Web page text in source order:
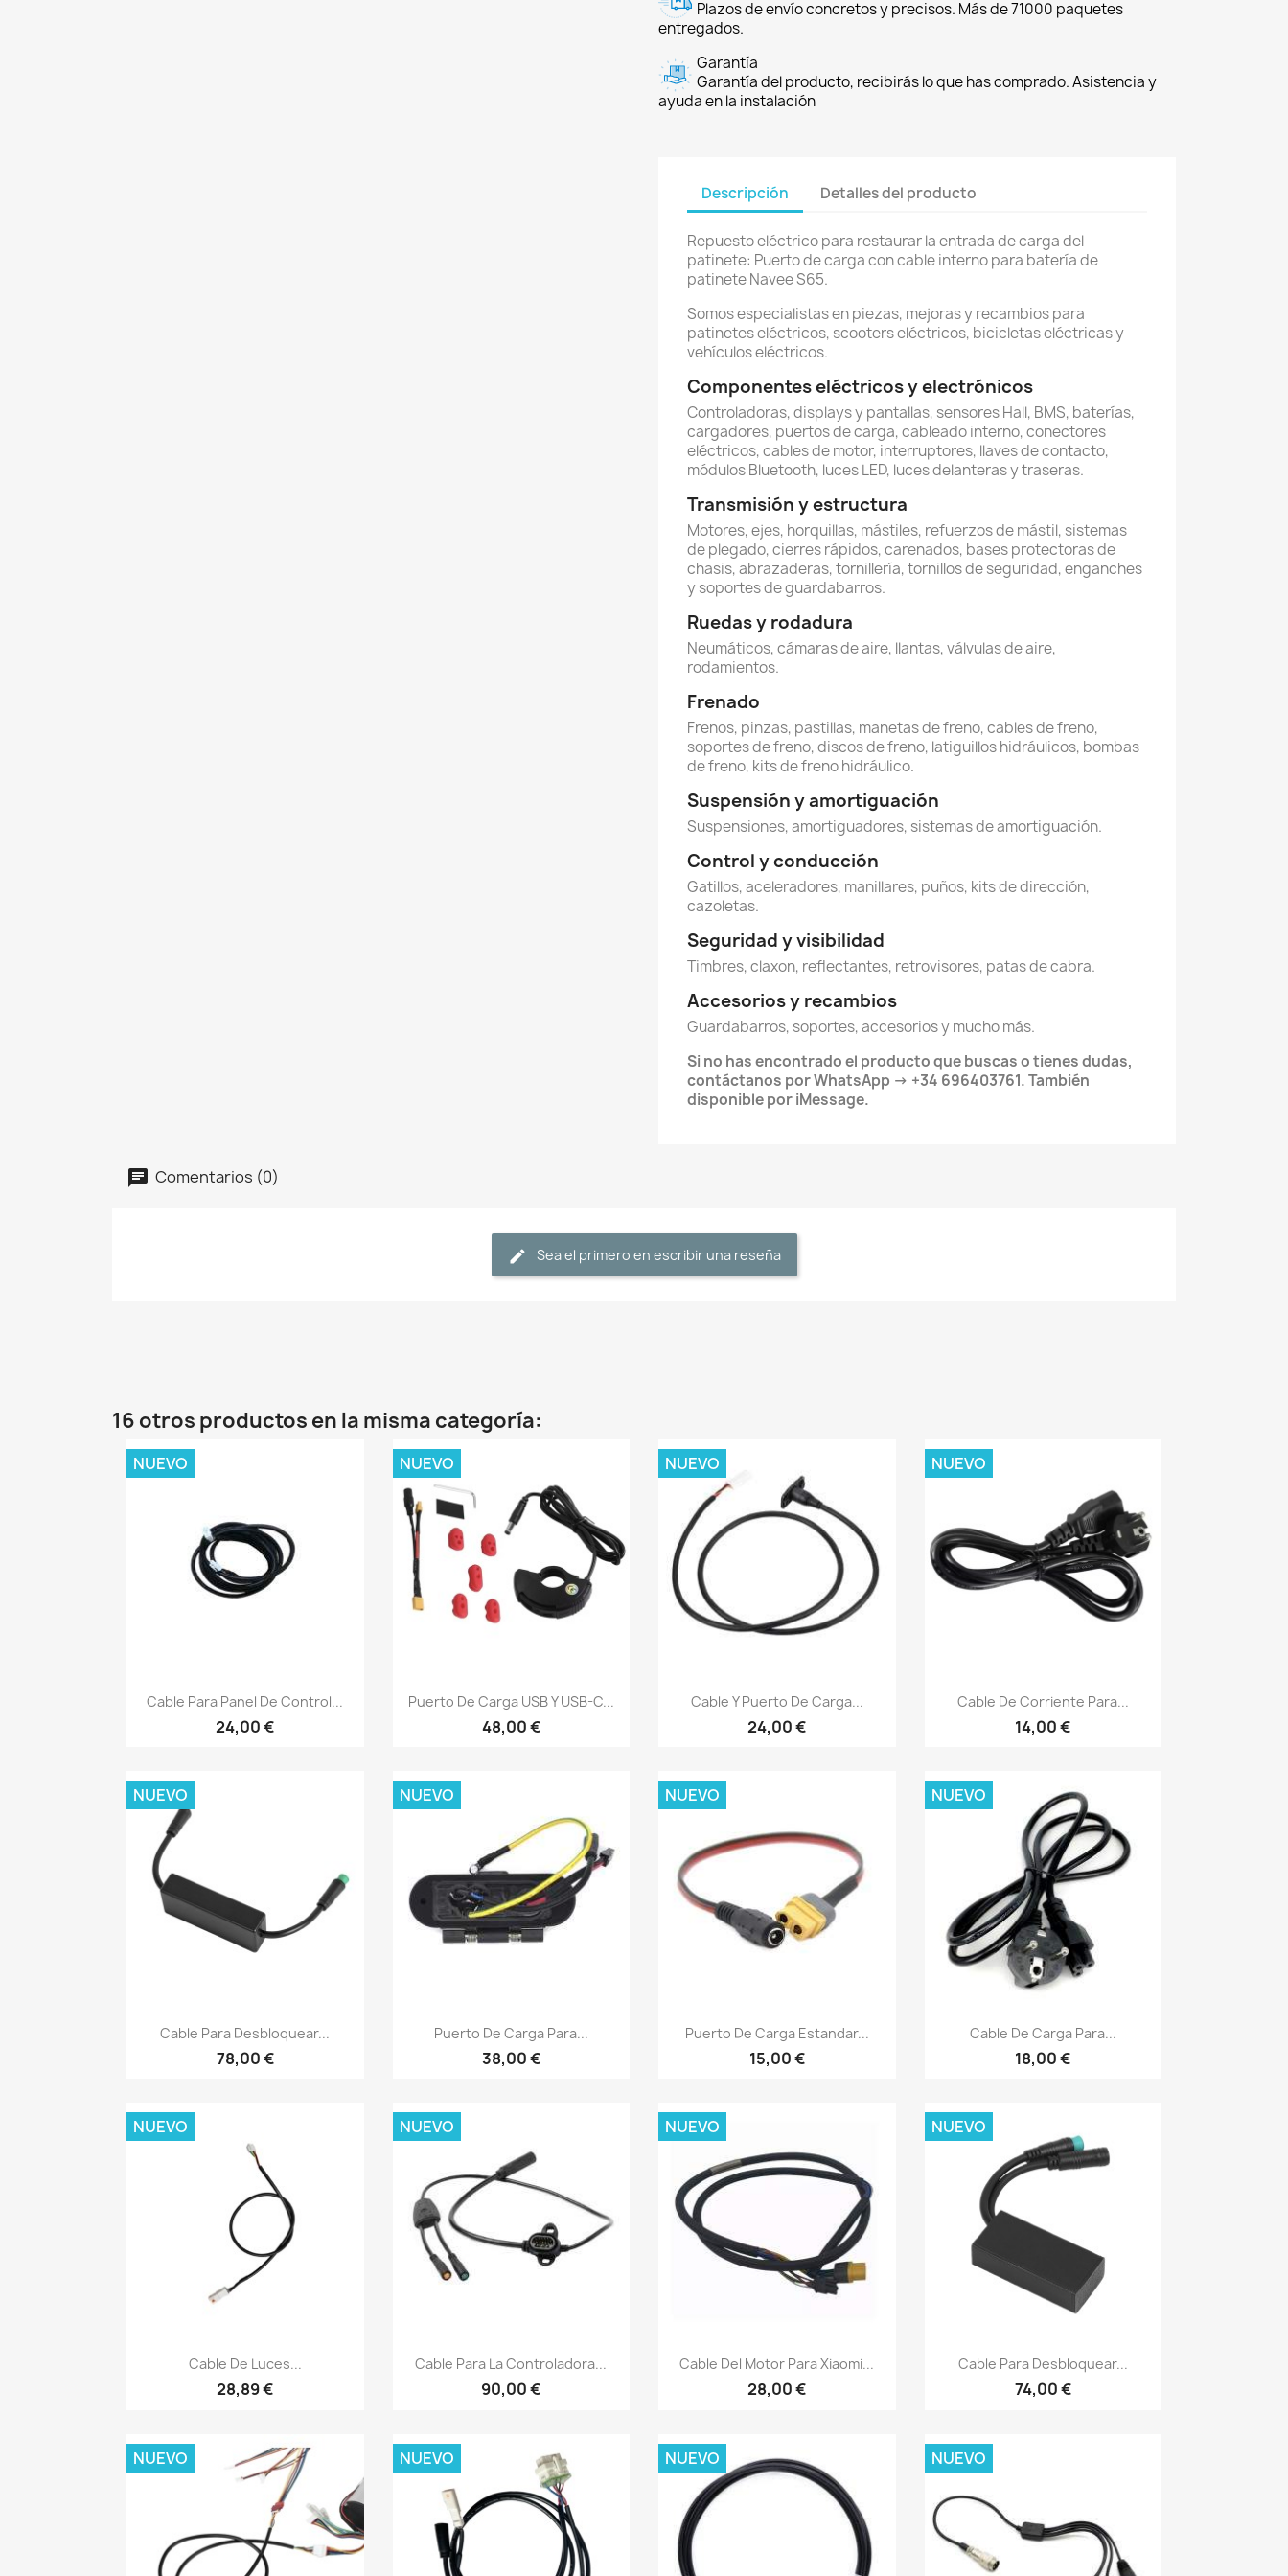
Plazos de envío concretos y precisos. Más de 71000 paquetes
entregados.
Garantía
Garantía del producto, recibirás lo que has comprado. Asistencia y
ayuda en la instalación
Descripción Detalles del producto
Repuesto eléctrico para restaurar la entrada de carga del
patinete: Puerto de carga con cable interno para batería de
patinete Navee S65.
Somos especialistas en piezas, mejoras y recambios para
patinetes eléctricos, scooters eléctricos, bicicletas eléctricas y
vehículos eléctricos.
Componentes eléctricos y electrónicos
Controladoras, displays y pantallas, sensores Hall, BMS, baterías,
cargadores, puertos de carga, cableado interno, conectores
eléctricos, cables de motor, interruptores, llaves de contacto,
módulos Bluetooth, luces LED, luces delanteras y traseras.
Transmisión y estructura
Motores, ejes, horquillas, mástiles, refuerzos de mástil, sistemas
de plegado, cierres rápidos, carenados, bases protectoras de
chasis, abrazaderas, tornillería, tornillos de seguridad, enganches
y soportes de guardabarros.
Ruedas y rodadura
Neumáticos, cámaras de aire, llantas, válvulas de aire,
rodamientos.
Frenado
Frenos, pinzas, pastillas, manetas de freno, cables de freno,
soportes de freno, discos de freno, latiguillos hidráulicos, bombas
de freno, kits de freno hidráulico.
Suspensión y amortiguación
Suspensiones, amortiguadores, sistemas de amortiguación.
Control y conducción
Gatillos, aceleradores, manillares, puños, kits de dirección,
cazoletas.
Seguridad y visibilidad
Timbres, claxon, reflectantes, retrovisores, patas de cabra.
Accesorios y recambios
Guardabarros, soportes, accesorios y mucho más.
Si no has encontrado el producto que buscas o tienes dudas,
contáctanos por WhatsApp → +34 696403761. También
disponible por iMessage.
Comentarios (0)
Sea el primero en escribir una reseña
16 otros productos en la misma categoría:
Vista rápida
Cable Para Panel De Control...
24,00 €
NUEVO
Vista rápida
Puerto De Carga USB Y USB-C...
48,00 €
NUEVO
Vista rápida
Cable Y Puerto De Carga...
24,00 €
NUEVO
Vista rápida
Cable De Corriente Para...
14,00 €
NUEVO
Vista rápida
Cable Para Desbloquear...
78,00 €
NUEVO
Vista rápida
Puerto De Carga Para...
38,00 €
NUEVO
Vista rápida
Puerto De Carga Estandar...
15,00 €
NUEVO
 Vista rápida
Cable De Carga Para...
18,00 €
NUEVO
Vista rápida
Cable De Luces...
28,89 €
NUEVO
Vista rápida
Cable Para La Controladora...
90,00 €
NUEVO
 Vista rápida
Cable Del Motor Para Xiaomi...
28,00 €
NUEVO
Vista rápida
Cable Para Desbloquear...
74,00 €
NUEVO
NUEVO NUEVO NUEVO NUEVO